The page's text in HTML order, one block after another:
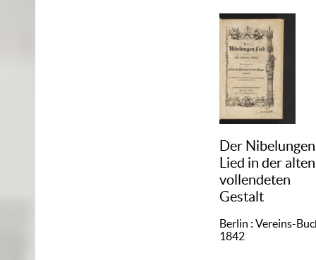
Der Nibelungen
Lied in der alten
vollendeten
Gestalt
Berlin : Vereins-
1842